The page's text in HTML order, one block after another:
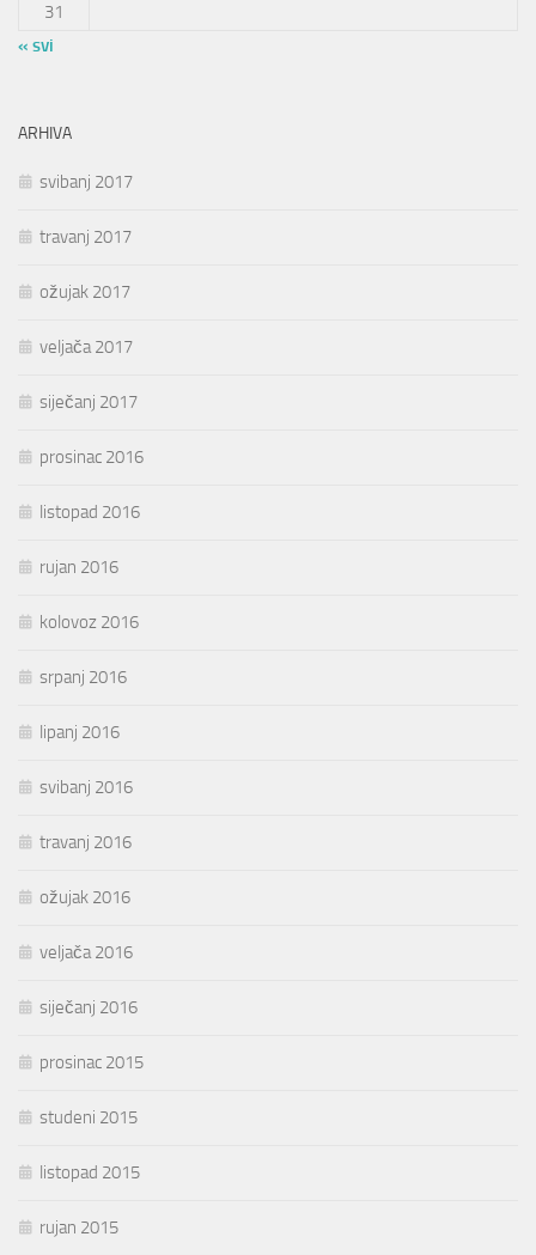
31
« svi
ARHIVA
svibanj 2017
travanj 2017
ožujak 2017
veljača 2017
siječanj 2017
prosinac 2016
listopad 2016
rujan 2016
kolovoz 2016
srpanj 2016
lipanj 2016
svibanj 2016
travanj 2016
ožujak 2016
veljača 2016
siječanj 2016
prosinac 2015
studeni 2015
listopad 2015
rujan 2015